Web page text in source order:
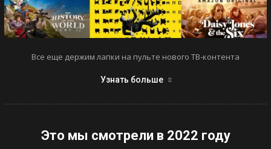
Все еще держим лапки на пульте нового ТВ-контента
Узнать больше
Это мы смотрели в 2022 году